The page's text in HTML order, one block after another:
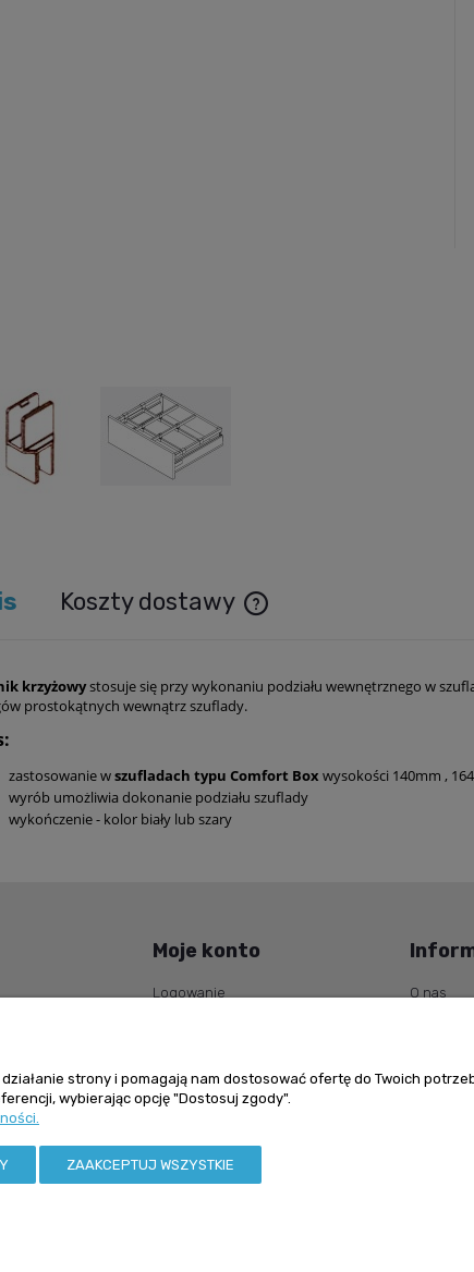
Koszty dostawy
krzyżowystosuje się przy wykonaniu podziału wewnętrznego w
prostokątnych wewnątrz szuflady.
zastosowanie wszufladach typu Comfort Box wysokości 140mm ,
wyrób umożliwia dokonanie podziału szuflady
wykończenie - kolor biały lub szary
Moje konto
Logowanie
O nas
strony i pomagają nam dostosować ofertę do Twoich
wybierając opcję "Dostosuj zgody".
ZAAKCEPTUJ WSZYSTKIE